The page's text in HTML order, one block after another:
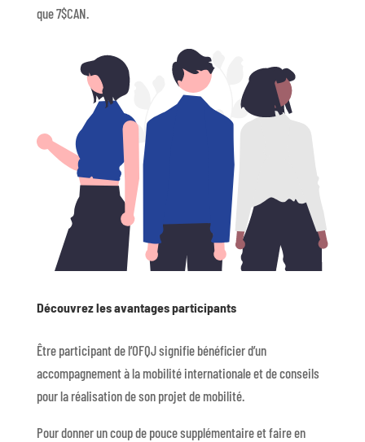
que 7$CAN.
Découvrez les avantages participants
Être participant de l’OFQJ signifie bénéficier d’un
accompagnement à la mobilité internationale et de conseils
pour la réalisation de son projet de mobilité.
Pour donner un coup de pouce supplémentaire et faire en